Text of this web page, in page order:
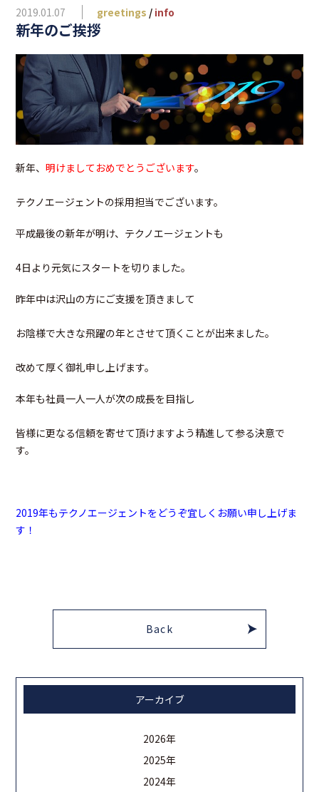
2019.01.07 greetings / info
新年のご挨拶
新年、明けましておめでとうございます。
テクノエージェントの採用担当でございます。
平成最後の新年が明け、テクノエージェントも
4日より元気にスタートを切りました。
昨年中は沢山の方にご支援を頂きまして
お陰様で大きな飛躍の年とさせて頂くことが出来ました。
改めて厚く御礼申し上げます。
本年も社員一人一人が次の成長を目指し
皆様に更なる信頼を寄せて頂けますよう精進して参る決意で
す。
2019年もテクノエージェントをどうぞ宜しくお願い申し上げま
す！
Back
アーカイブ
2026年
2025年
2024年